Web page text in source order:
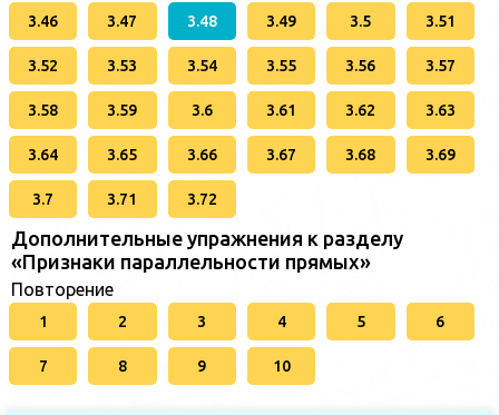
3.46 3.47 3.48 3.49 3.5 3.51
3.52 3.53 3.54 3.55 3.56 3.57
3.58 3.59 3.6 3.61 3.62 3.63
3.64 3.65 3.66 3.67 3.68 3.69
3.7 3.71 3.72
Дополнительные упражнения к разделу
«Признаки параллельности прямых»
Повторение
1 2 3 4 5 6
7 8 9 10